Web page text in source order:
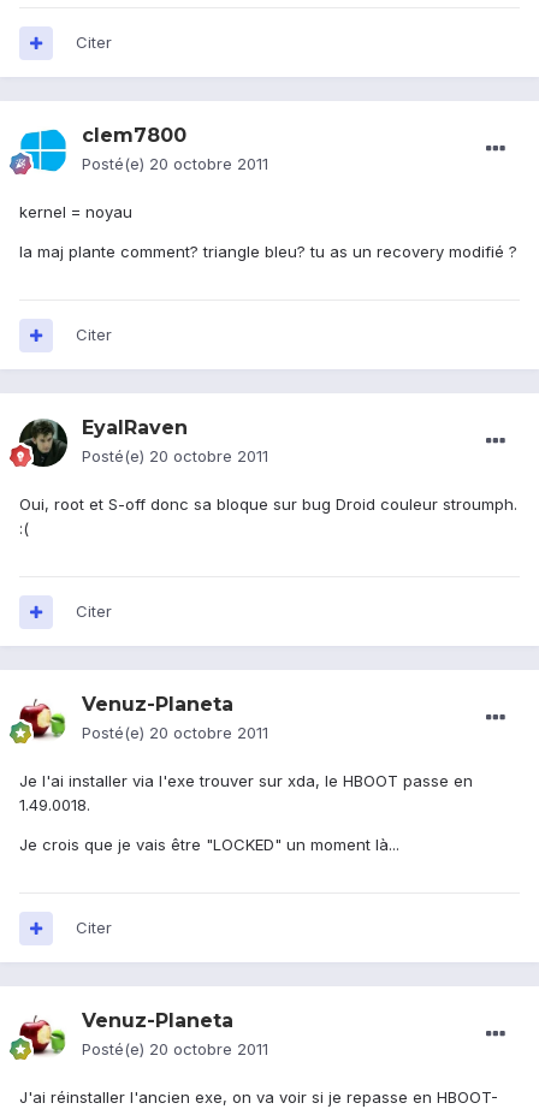
Citer
clem7800
Posté(e) 20 octobre 2011
kernel = noyau
la maj plante comment? triangle bleu? tu as un recovery modifié ?
Citer
EyalRaven
Posté(e) 20 octobre 2011
Oui, root et S-off donc sa bloque sur bug Droid couleur stroumph.
:(
Citer
Venuz-Planeta
Posté(e) 20 octobre 2011
Je l'ai installer via l'exe trouver sur xda, le HBOOT passe en
1.49.0018.
Je crois que je vais être "LOCKED" un moment là...
Citer
Venuz-Planeta
Posté(e) 20 octobre 2011
J'ai réinstaller l'ancien exe, on va voir si je repasse en HBOOT-